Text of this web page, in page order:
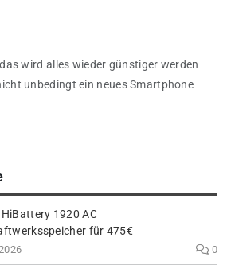
wird alles wieder günstiger werden
unbedingt ein neues Smartphone
1920 AC
für 475€
0